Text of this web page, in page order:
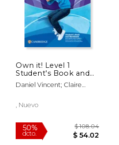
Own it! Level 1
Student's Book and
Workbook With
Digital Pack Combo a
Inglés)
Daniel Vincent; Claire
Andrew Reid
, Nuevo